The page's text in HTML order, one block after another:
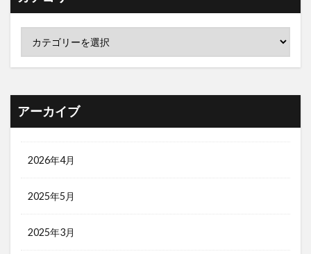
アーカイブ
2026年4月
2025年5月
2025年3月